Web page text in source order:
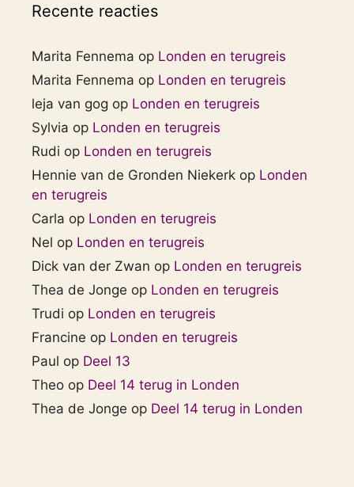
Recente reacties
Marita Fennema op Londen en terugreis
Marita Fennema op Londen en terugreis
leja van gog op Londen en terugreis
Sylvia op Londen en terugreis
Rudi op Londen en terugreis
Hennie van de Gronden Niekerk op Londen
en terugreis
Carla op Londen en terugreis
Nel op Londen en terugreis
Dick van der Zwan op Londen en terugreis
Thea de Jonge op Londen en terugreis
Trudi op Londen en terugreis
Francine op Londen en terugreis
Paul op Deel 13
Theo op Deel 14 terug in Londen
Thea de Jonge op Deel 14 terug in Londen